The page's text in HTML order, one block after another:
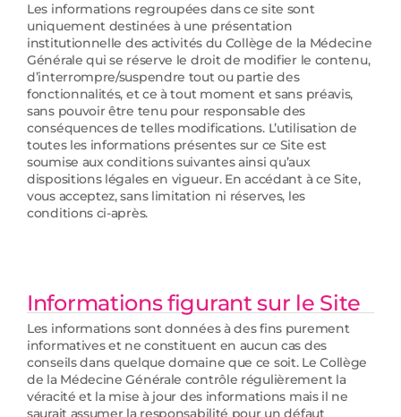
Les informations regroupées dans ce site sont
uniquement destinées à une présentation
institutionnelle des activités du Collège de la Médecine
Générale qui se réserve le droit de modifier le contenu,
d’interrompre/suspendre tout ou partie des
fonctionnalités, et ce à tout moment et sans préavis,
sans pouvoir être tenu pour responsable des
conséquences de telles modifications. L’utilisation de
toutes les informations présentes sur ce Site est
soumise aux conditions suivantes ainsi qu’aux
dispositions légales en vigueur. En accédant à ce Site,
vous acceptez, sans limitation ni réserves, les
conditions ci-après.
Informations figurant sur le Site
Les informations sont données à des fins purement
informatives et ne constituent en aucun cas des
conseils dans quelque domaine que ce soit. Le Collège
de la Médecine Générale contrôle régulièrement la
véracité et la mise à jour des informations mais il ne
saurait assumer la responsabilité pour un défaut